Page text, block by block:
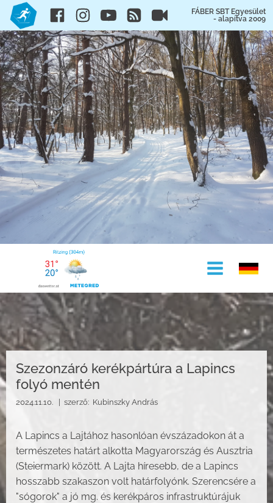
FÁBER SBT Egyesület
- alapítva 2009
Szezonzáró kerékpártúra a Lapincs
folyó mentén
2024.11.10. | szerző: Kubinszky András
A Lapincs a Lajtához hasonlóan évszázadokon át a
természetes határt alkotta Magyarország és Ausztria
(Steiermark) között. A Lajta híresebb, de a Lapincs
hosszabb szakaszon volt határfolyónk. Szerencsére a
"sógorok" a jó mg. és kerékpáros infrastruktúrájuk